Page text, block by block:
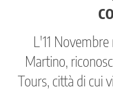
L'11
Martino,
Tours, città di cui